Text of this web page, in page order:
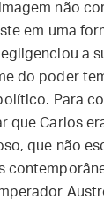
não
em uma
a
do poder
Para
que Carlos
que não